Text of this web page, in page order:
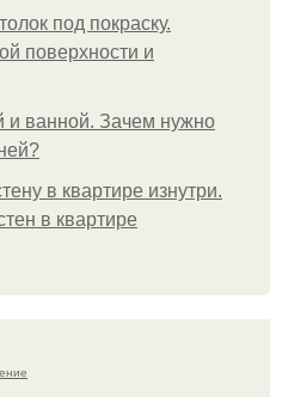
под покраску.
поверхности и
и ванной. Зачем нужно
в квартире изнутри.
в квартире